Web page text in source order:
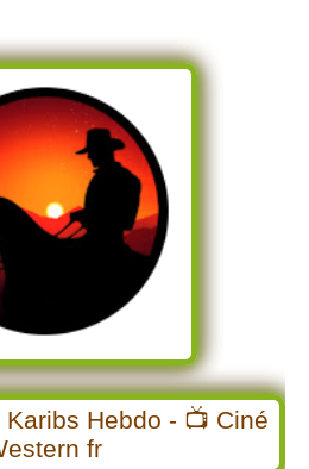
Hebdo - 📺 Ciné
fr